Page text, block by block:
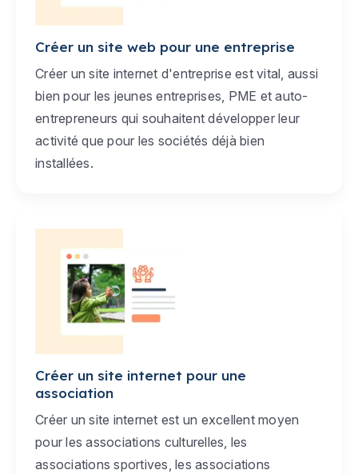
Créer un site web pour une entreprise
Créer un site internet d'entreprise est vital, aussi
bien pour les jeunes entreprises, PME et auto-
entrepreneurs qui souhaitent développer leur
activité que pour les sociétés déjà bien
installées.
Créer un site internet pour une
association
Créer un site internet est un excellent moyen
pour les associations culturelles, les
associations sportives, les associations